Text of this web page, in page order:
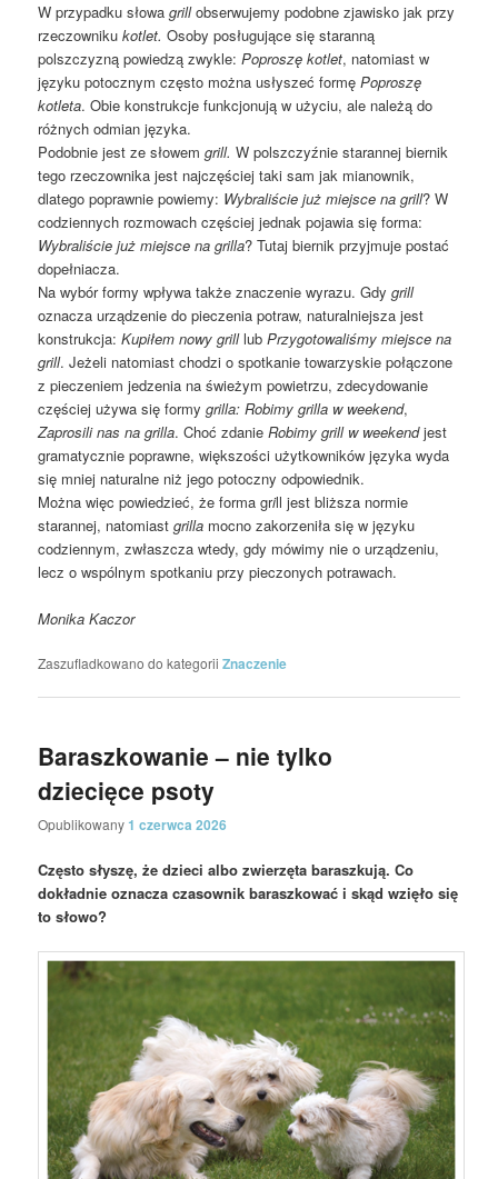
W przypadku słowagrillobserwujemy podobne zjawisko jak przy
rzeczownikukotlet. Osoby posługujące się staranną
polszczyzną powiedzą zwykle:Poproszę kotlet, natomiast w
języku potocznym często można usłyszeć formęPoproszę
kotleta. Obie konstrukcje funkcjonują w użyciu, ale należą do
różnych odmian języka.
Podobnie jest ze słowemgrill. W polszczyźnie starannej biernik
tego rzeczownika jest najczęściej taki sam jak mianownik,
dlatego poprawnie powiemy: Wybraliście już miejsce na grill? W
codziennych rozmowach częściej jednak pojawia się forma:
Wybraliście już miejsce na grilla? Tutaj biernik przyjmuje postać
dopełniacza.
Na wybór formy wpływa także znaczenie wyrazu. Gdygrill
oznacza urządzenie do pieczenia potraw, naturalniejsza jest
konstrukcja:Kupiłem nowy grilllubPrzygotowaliśmy miejsce na
grill. Jeżeli natomiast chodzi o spotkanie towarzyskie połączone
z pieczeniem jedzenia na świeżym powietrzu, zdecydowanie
częściej używa się formygrilla: Robimy grilla w weekend,
Zaprosili nas na grilla. Choć zdanieRobimy grill w weekendjest
gramatycznie poprawne, większości użytkowników języka wyda
się mniej naturalne niż jego potoczny odpowiednik.
Można więc powiedzieć, że forma grill jest bliższa normie
starannej, natomiastgrilla mocno zakorzeniła się w języku
codziennym, zwłaszcza wtedy, gdy mówimy nie o urządzeniu,
lecz o wspólnym spotkaniu przy pieczonych potrawach.
Monika Kaczor
Zaszufladkowano do kategorii Znaczenie
Baraszkowanie – nie tylko
dziecięce psoty
Opublikowany1 czerwca 2026
Często słyszę, że dzieci albo zwierzęta baraszkują. Co
dokładnie oznacza czasownik baraszkować i skąd wzięło się
to słowo?